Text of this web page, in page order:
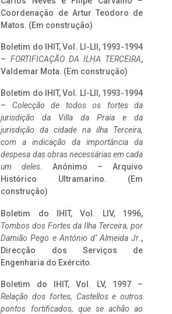
Coordenação de Artur Teodoro de
Matos. (Em construção)
Boletim do IHIT, Vol. LI-LII, 1993-1994
– FORTIFICAÇÃO DA ILHA TERCEIRA,
Valdemar Mota. (Em construção)
Boletim do IHIT, Vol. LI-LII, 1993-1994
– Colecção de todos os fortes da
jurisdição da Villa da Praia e da
jurisdição da cidade na ilha Terceira,
com a indicação da importância da
despesa das obras necessárias em cada
um deles. Anónimo – Arquivo
Histórico Ultramarino. (Em
construção)
Boletim do IHIT, Vol. LIV, 1996,
Tombos dos Fortes da Ilha Terceira, por
Damião Pego e António d’ Almeida Jr.,
Direcção dos Serviços de
Engenharia do Exército.
Boletim do IHIT, Vol. LV, 1997 –
Relação dos fortes, Castellos e outros
pontos fortificados, que se achão ao